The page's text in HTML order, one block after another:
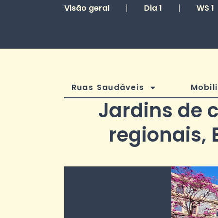
Visão geral Dia 1 WS 1
Ruas Saudáveis
Jardins de
regionais,